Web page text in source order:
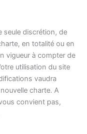
seule discrétion, de
en totalité ou en
vigueur à compter de
utilisation du site
vaudra
charte. A
convient pas,